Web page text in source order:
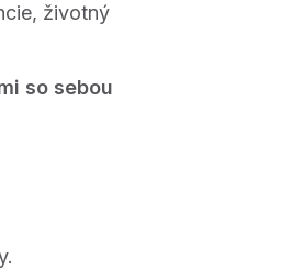
životný
so sebou